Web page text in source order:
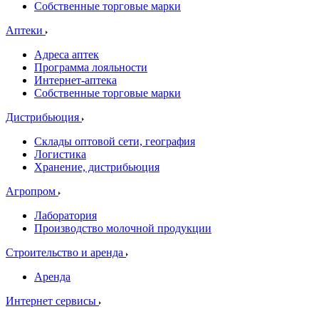
Собственные торговые марки
Аптеки
Адреса аптек
Программа лояльности
Интернет-аптека
Собственные торговые марки
Дистрибьюция
Склады оптовой сети, география
Логистика
Хранение, дистрибьюция
Агропром
Лаборатория
Производство молочной продукции
Строительство и аренда
Аренда
Интернет сервисы